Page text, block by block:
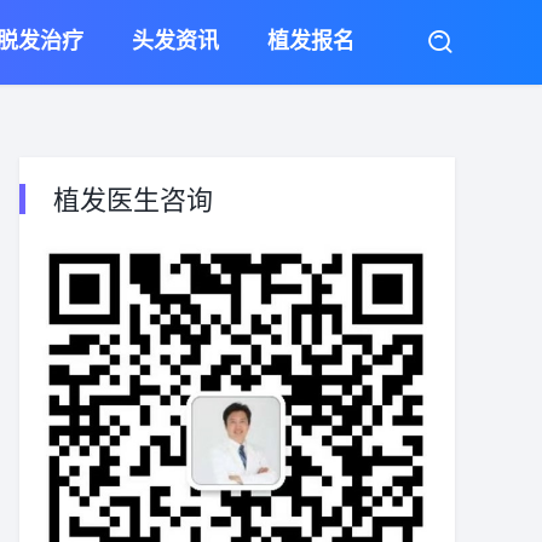
发治疗 头发资讯 植发报名
植发医生咨询